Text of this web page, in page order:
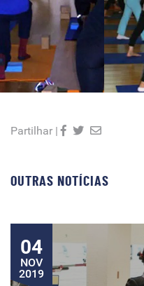
Partilhar |
OUTRAS NOTÍCIAS
04
NOV
2019